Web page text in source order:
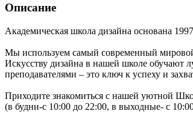
Описание
Академическая школа дизайна основана 1997
Мы используем самый современный
Искусству дизайна в нашей школе обучают
преподавателями – это ключ к успеху и
Приходите знакомиться с нашей уютной
(в будни-с 10:00 до 22:00, в выходные- с